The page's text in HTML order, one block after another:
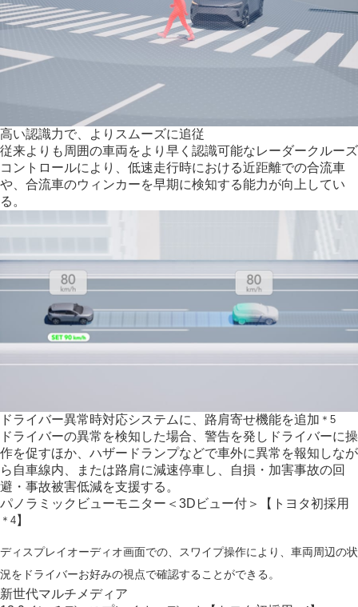
高い認識力で、よりスムーズに追従
従来よりも周囲の車両をより早く認識可能なレーダークルーズ
コントロールにより、低速走行時における近距離での合流車
や、合流車のウィンカーを早期に検知する能力が向上してい
る。
ドライバー異常時対応システムに、路肩寄せ機能を追加 ＊5
ドライバーの異常を検知した場合、警告を発しドライバーに操
作を促すほか、ハザードランプなどで車外に異常を報知しなが
ら自車線内、または路肩に減速停車し、自損・加害事故の回
避・事故被害低減を支援する。
パノラミックビューモニター ＜3Dビュー付＞ 【トヨタ初採用
＊4 】
ディスプレイオーディオ画面での、スワイプ操作により、車両周辺の状
況をドライバーお好みの視点で確認することができる。
新世代マルチメディア